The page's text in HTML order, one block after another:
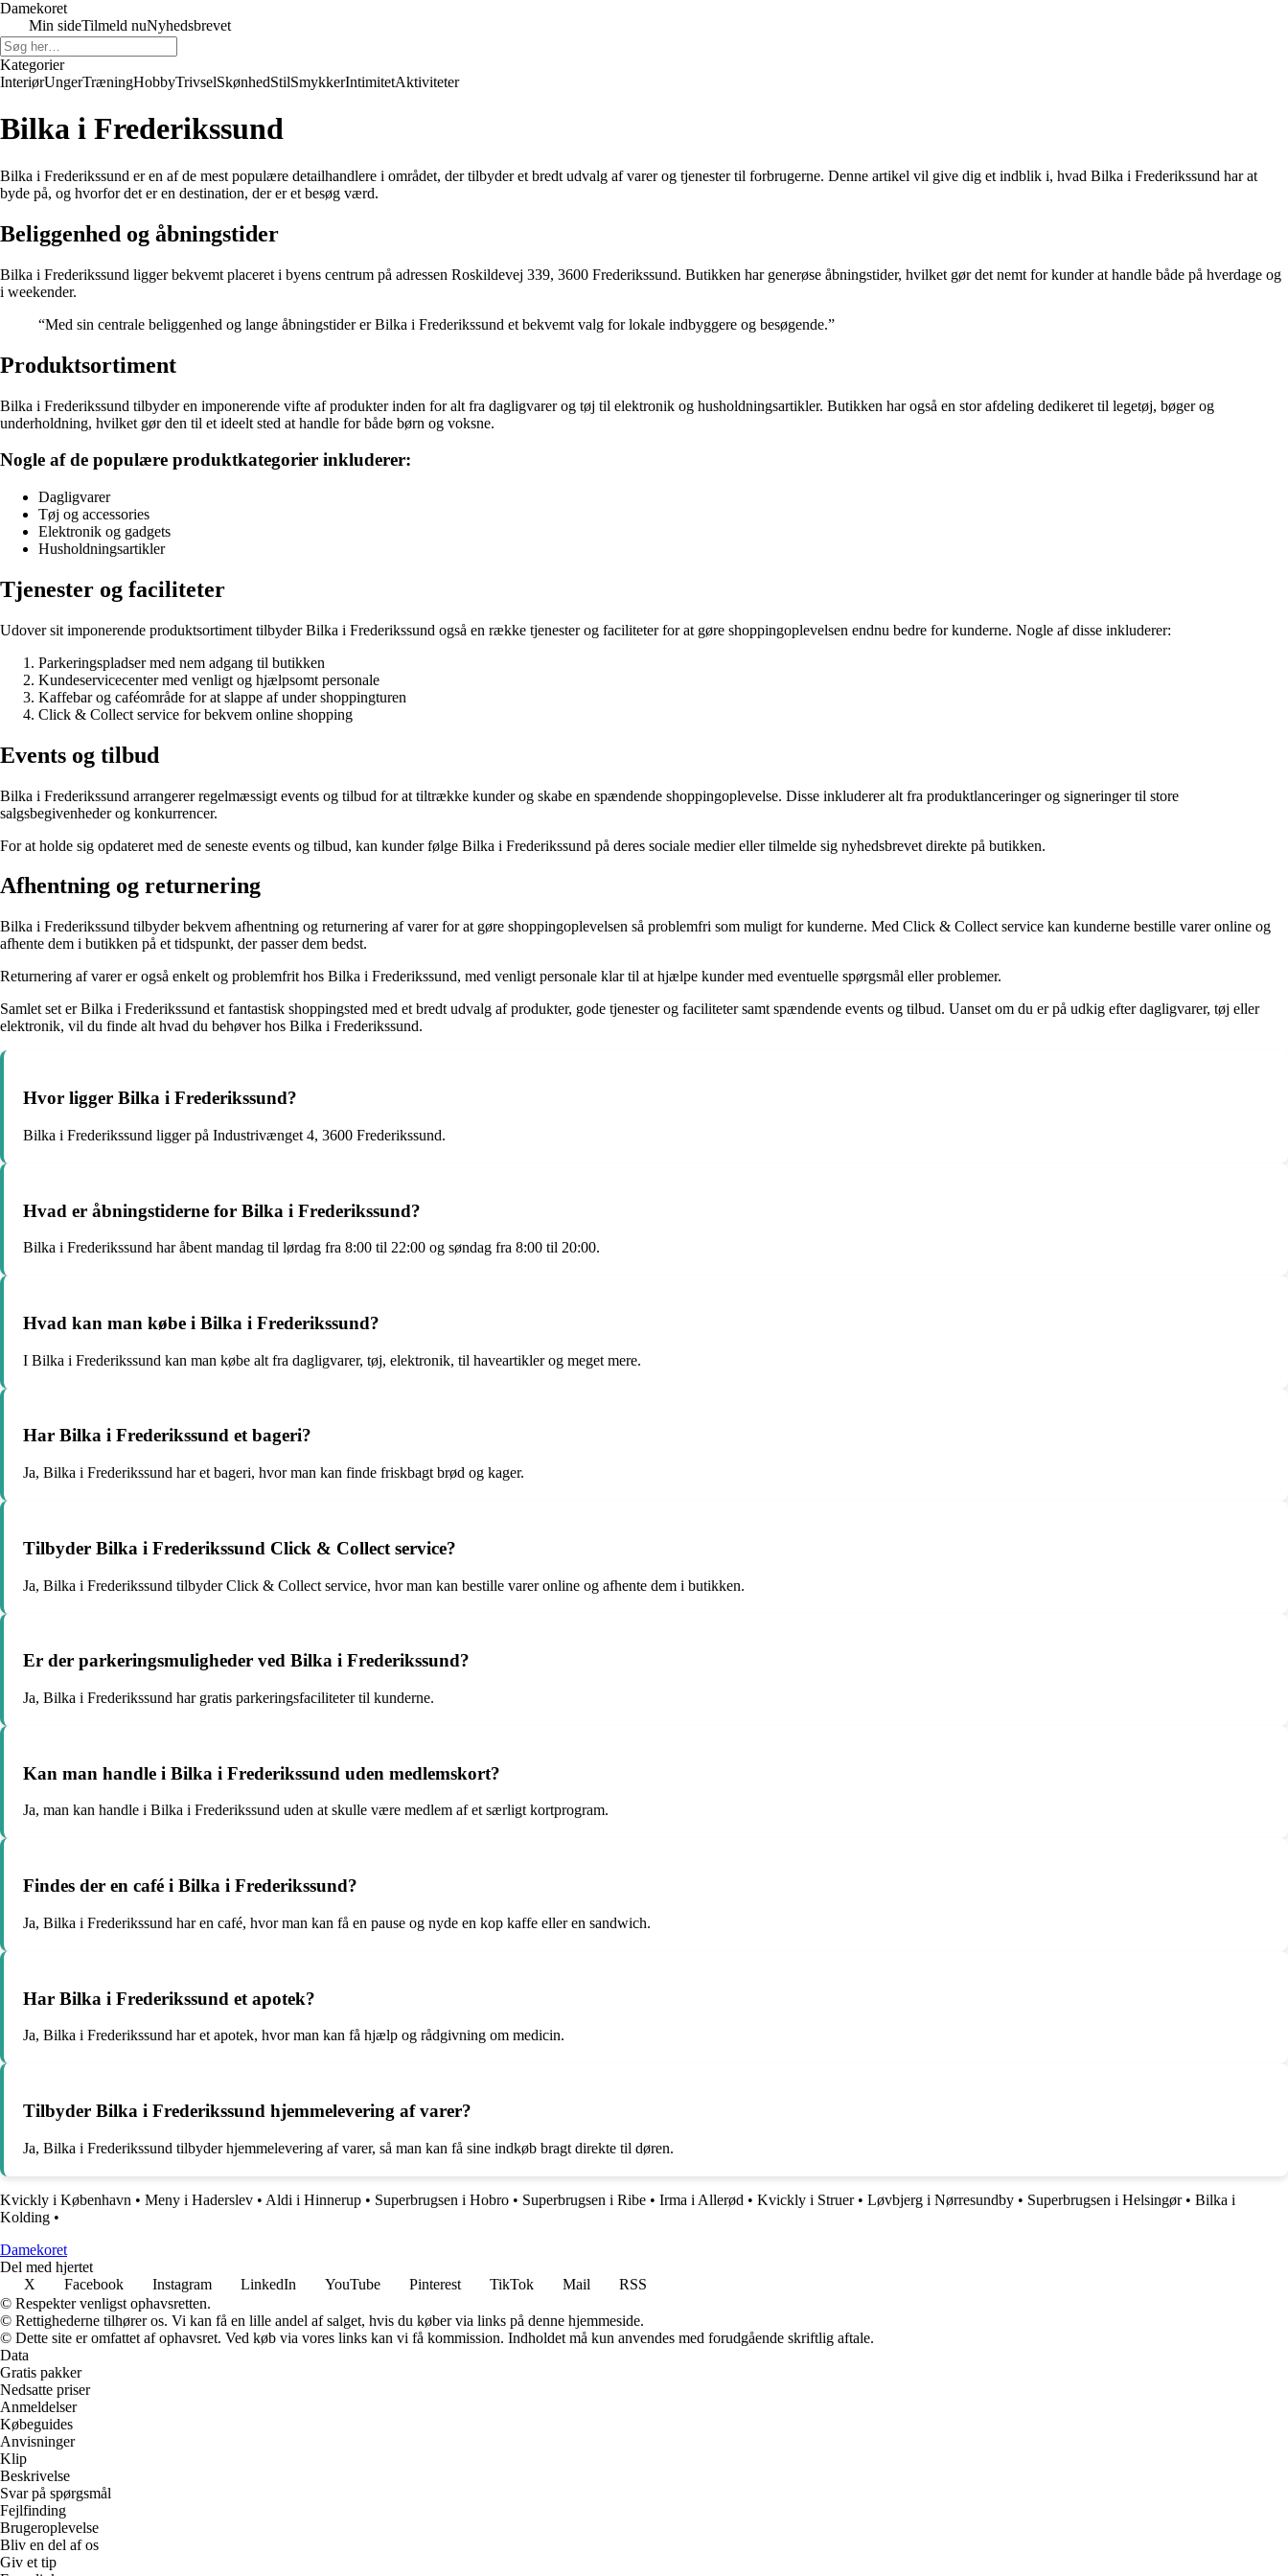
Damekoret
Min sideTilmeld nuNyhedsbrevet
Kategorier
InteriørUngerTræningHobbyTrivselSkønhedStilSmykkerIntimitetAktiviteter
Bilka i Frederikssund
Bilka i Frederikssund er en af de mest populære detailhandlere i området, der tilbyder et bredt udvalg af varer og tjenester til forbrugerne. Denne artikel vil give dig et indblik i, hvad Bilka i Frederikssund har at
byde på, og hvorfor det er en destination, der er et besøg værd.
Beliggenhed og åbningstider
Bilka i Frederikssund ligger bekvemt placeret i byens centrum på adressen Roskildevej 339, 3600 Frederikssund. Butikken har generøse åbningstider, hvilket gør det nemt for kunder at handle både på hverdage og
i weekender.
“Med sin centrale beliggenhed og lange åbningstider er Bilka i Frederikssund et bekvemt valg for lokale indbyggere og besøgende.”
Produktsortiment
Bilka i Frederikssund tilbyder en imponerende vifte af produkter inden for alt fra dagligvarer og tøj til elektronik og husholdningsartikler. Butikken har også en stor afdeling dedikeret til legetøj, bøger og
underholdning, hvilket gør den til et ideelt sted at handle for både børn og voksne.
Nogle af de populære produktkategorier inkluderer:
Dagligvarer
Tøj og accessories
Elektronik og gadgets
Husholdningsartikler
Tjenester og faciliteter
Udover sit imponerende produktsortiment tilbyder Bilka i Frederikssund også en række tjenester og faciliteter for at gøre shoppingoplevelsen endnu bedre for kunderne. Nogle af disse inkluderer:
Parkeringspladser med nem adgang til butikken
Kundeservicecenter med venligt og hjælpsomt personale
Kaffebar og caféområde for at slappe af under shoppingturen
Click & Collect service for bekvem online shopping
Events og tilbud
Bilka i Frederikssund arrangerer regelmæssigt events og tilbud for at tiltrække kunder og skabe en spændende shoppingoplevelse. Disse inkluderer alt fra produktlanceringer og signeringer til store
salgsbegivenheder og konkurrencer.
For at holde sig opdateret med de seneste events og tilbud, kan kunder følge Bilka i Frederikssund på deres sociale medier eller tilmelde sig nyhedsbrevet direkte på butikken.
Afhentning og returnering
Bilka i Frederikssund tilbyder bekvem afhentning og returnering af varer for at gøre shoppingoplevelsen så problemfri som muligt for kunderne. Med Click & Collect service kan kunderne bestille varer online og
afhente dem i butikken på et tidspunkt, der passer dem bedst.
Returnering af varer er også enkelt og problemfrit hos Bilka i Frederikssund, med venligt personale klar til at hjælpe kunder med eventuelle spørgsmål eller problemer.
Samlet set er Bilka i Frederikssund et fantastisk shoppingsted med et bredt udvalg af produkter, gode tjenester og faciliteter samt spændende events og tilbud. Uanset om du er på udkig efter dagligvarer, tøj eller
elektronik, vil du finde alt hvad du behøver hos Bilka i Frederikssund.
Hvor ligger Bilka i Frederikssund?
Bilka i Frederikssund ligger på Industrivænget 4, 3600 Frederikssund.
Hvad er åbningstiderne for Bilka i Frederikssund?
Bilka i Frederikssund har åbent mandag til lørdag fra 8:00 til 22:00 og søndag fra 8:00 til 20:00.
Hvad kan man købe i Bilka i Frederikssund?
I Bilka i Frederikssund kan man købe alt fra dagligvarer, tøj, elektronik, til haveartikler og meget mere.
Har Bilka i Frederikssund et bageri?
Ja, Bilka i Frederikssund har et bageri, hvor man kan finde friskbagt brød og kager.
Tilbyder Bilka i Frederikssund Click & Collect service?
Ja, Bilka i Frederikssund tilbyder Click & Collect service, hvor man kan bestille varer online og afhente dem i butikken.
Er der parkeringsmuligheder ved Bilka i Frederikssund?
Ja, Bilka i Frederikssund har gratis parkeringsfaciliteter til kunderne.
Kan man handle i Bilka i Frederikssund uden medlemskort?
Ja, man kan handle i Bilka i Frederikssund uden at skulle være medlem af et særligt kortprogram.
Findes der en café i Bilka i Frederikssund?
Ja, Bilka i Frederikssund har en café, hvor man kan få en pause og nyde en kop kaffe eller en sandwich.
Har Bilka i Frederikssund et apotek?
Ja, Bilka i Frederikssund har et apotek, hvor man kan få hjælp og rådgivning om medicin.
Tilbyder Bilka i Frederikssund hjemmelevering af varer?
Ja, Bilka i Frederikssund tilbyder hjemmelevering af varer, så man kan få sine indkøb bragt direkte til døren.
Kvickly i København • Meny i Haderslev • Aldi i Hinnerup • Superbrugsen i Hobro • Superbrugsen i Ribe • Irma i Allerød • Kvickly i Struer• Løvbjerg i Nørresundby • Superbrugsen i Helsingør• Bilka i
Kolding •
Damekoret
Del med hjertet
X
Facebook Instagram LinkedIn YouTube Pinterest TikTok Mail
RSS
© Respekter venligst ophavsretten.
© Rettighederne tilhører os. Vi kan få en lille andel af salget, hvis du køber via links på denne hjemmeside.
© Dette site er omfattet af ophavsret. Ved køb via vores links kan vi få kommission. Indholdet må kun anvendes med forudgående skriftlig aftale.
Data
Gratis pakker
Nedsatte priser
Anmeldelser
Købeguides
Anvisninger
Klip
Beskrivelse
Svar på spørgsmål
Fejlfinding
Brugeroplevelse
Bliv en del af os
Giv et tip